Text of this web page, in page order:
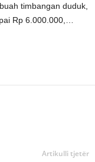
timbangan duduk,
Rp 6.000.000,…
Artikulli tjetër